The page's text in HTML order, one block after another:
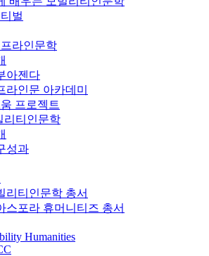
벌
라인문학
아젠다
라인문 아카데미
프로젝트
리티인문학
성과
리티인문학 총서
스포라 휴머니티즈 총서
Humanities